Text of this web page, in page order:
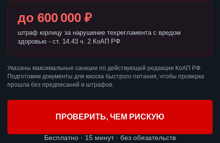
до 600 000 ₽
штраф юрлицу за нарушение техрегламента с вредом
здоровью - ст. 14.43 ч. 2 КоАП РФ
Указаны максимальные санкции по действующей редакции КоАП РФ.
Подготовим документы для киоска быстрого питания, чтобы проверка
прошла без предписаний и штрафов.
ПРОВЕРИТЬ, ЧЕМ РИСКУЮ
Бесплатно · 15 минут · без обязательств